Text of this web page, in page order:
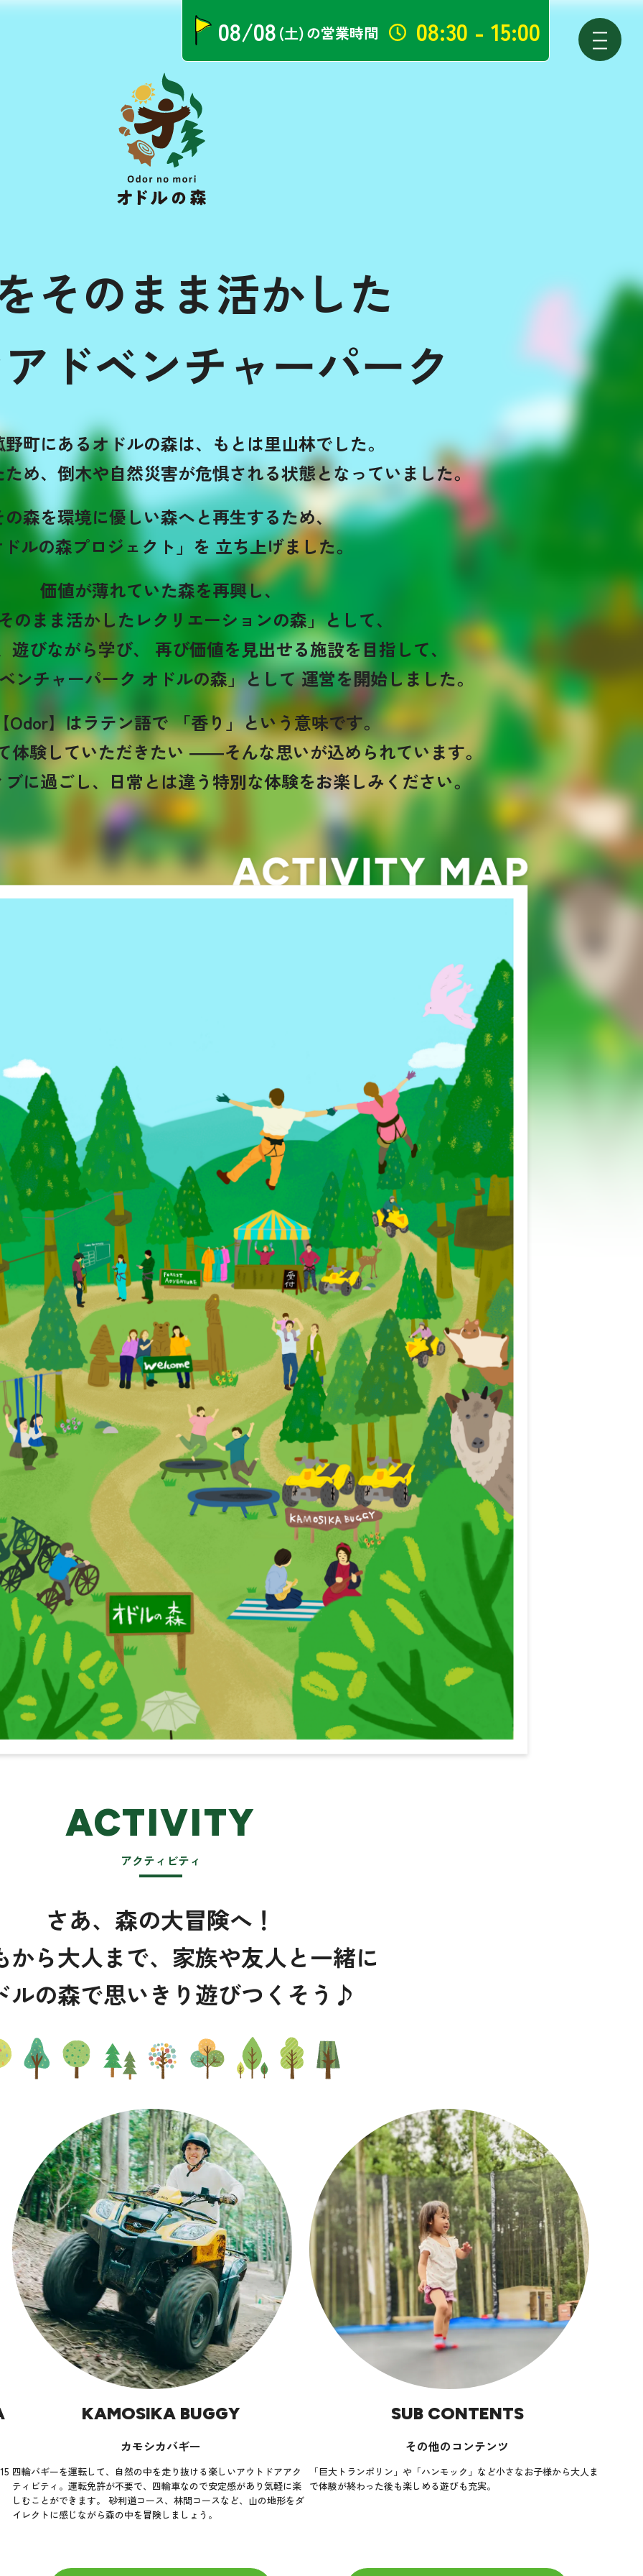
08/08 (土)の営業時間 08:30 - 15:00
そのまま活かした
ドベンチャーパーク
町にあるオドルの森は、 もとは里山林でした。
め、 倒木や自然災害が危惧される状態となっていました。
の森を環境に優しい森へと再生するため、
ルの森プロジェクト」を 立ち上げました。
価値が薄れていた森を再興し、
のまま活かした レクリエーションの森」として、
びながら学び、
再び価値を見出せる施設を目指して、
ンチャーパーク オドルの森」として運営を開始しました。
Odor】はラテン語で「香り」という意味です。
体験していただきたい ――そんな思いが込められています。
に過ごし、 日常とは違う特別な体験をお楽しみください。
ACTIVITY
アクティビティ
さあ、森の大冒険へ！
から大人まで、家族や友人と一緒に
ルの森で思いきり遊びつくそう♪
KAMOSIKA BUGGY
カモシカバギー
四輪バギーを運転して、自然の中を走り抜ける楽しいアウトドアアク
ティビティ。運転免許が不要で、四輪車なので安定感があり気軽に楽
しむことができます。 砂利道コース、林間コースなど、山の地形をダ
イレクトに感じながら森の中を冒険しましょう。
SUB CONTENTS
その他のコンテンツ
「巨大トランポリン」や「ハンモック」など小さなお子様から大人ま
で体験が終わった後も楽しめる遊びも充実。